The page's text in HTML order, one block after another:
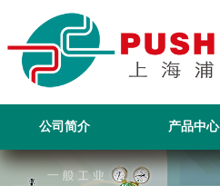
公司简介 产品中心